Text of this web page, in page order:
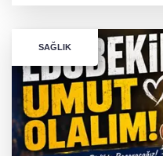
SAĞLIK